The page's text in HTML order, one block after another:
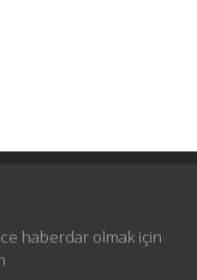
haberdar olmak için